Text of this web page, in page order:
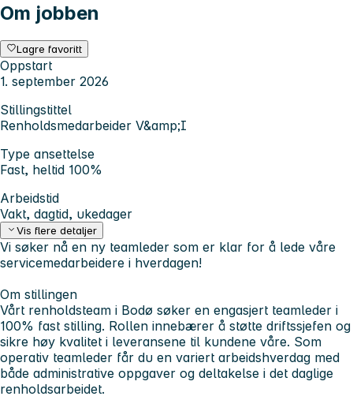
Om jobben
Lagre favoritt
Oppstart
1. september 2026
Stillingstittel
Renholdsmedarbeider V&amp;I
Type ansettelse
Fast, heltid 100%
Arbeidstid
Vakt, dagtid, ukedager
Vis flere detaljer
Vi søker nå en ny teamleder som er klar for å lede våre
servicemedarbeidere i hverdagen!
Om stillingen
Vårt renholdsteam i Bodø søker en engasjert teamleder i
100% fast stilling. Rollen innebærer å støtte driftssjefen og
sikre høy kvalitet i leveransene til kundene våre. Som
operativ teamleder får du en variert arbeidshverdag med
både administrative oppgaver og deltakelse i det daglige
renholdsarbeidet.